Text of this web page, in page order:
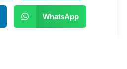
WhatsApp